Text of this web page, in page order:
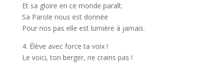
Et sa gloire en ce monde paraît.
Sa Parole nous est donnée
Pour nos pas elle est lumière à jamais.
4. Élève avec force ta voix !
Le voici, ton berger, ne crains pas !